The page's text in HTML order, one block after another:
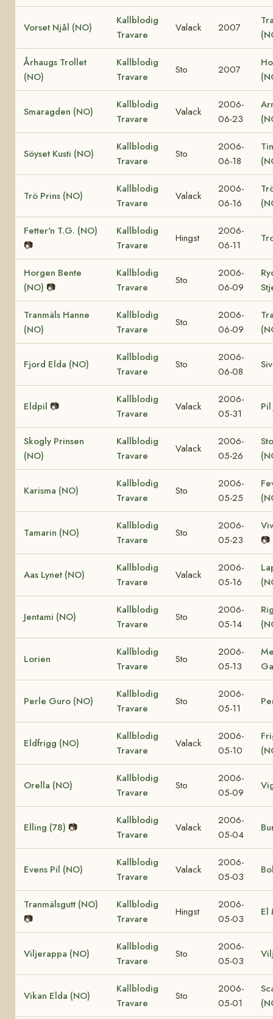
Vorset Njål (NO)
Kallblodig
Travare
Valack 2007
Århaugs Trollet
(NO)
Kallblodig
Travare
Sto 2007
Smaragden (NO)
Kallblodig
Travare
Valack
2006-
06-23
Söyset Kusti (NO)
Kallblodig
Travare
Sto
2006-
06-18
Trö Prins (NO)
Kallblodig
Travare
Valack
2006-
06-16
Fetter'n T.G. (NO)
📷
Kallblodig
Travare
Hingst
2006-
06-11
Horgen Bente
(NO) 📷
Kallblodig
Travare
Sto
2006-
06-09
Tranmäls Hanne
(NO)
Kallblodig
Travare
Sto
2006-
06-09
Fjord Elda (NO)
Kallblodig
Travare
Sto
2006-
06-08
Eldpil 📷
Kallblodig
Travare
Valack
2006-
05-31
Pil
Skogly Prinsen
(NO)
Kallblodig
Travare
Valack
2006-
05-26
Karisma (NO)
Kallblodig
Travare
Sto
2006-
05-25
Tamarin (NO)
Kallblodig
Travare
Sto
2006-
05-23
📷
Aas Lynet (NO)
Kallblodig
Travare
Valack
2006-
05-16
Jentami (NO)
Kallblodig
Travare
Sto
2006-
05-14
Lorien
Kallblodig
Travare
Sto
2006-
05-13
Perle Guro (NO)
Kallblodig
Travare
Sto
2006-
05-11
Eldfrigg (NO)
Kallblodig
Travare
Valack
2006-
05-10
Orella (NO)
Kallblodig
Travare
Sto
2006-
05-09
Elling (78) 📷
Kallblodig
Travare
Valack
2006-
05-04
Evens Pil (NO)
Kallblodig
Travare
Valack
2006-
05-03
Tranmälsgutt (NO)
📷
Kallblodig
Travare
Hingst
2006-
05-03
El
Viljerappa (NO)
Kallblodig
Travare
Sto
2006-
05-03
Vikan Elda (NO)
Kallblodig
Travare
Sto
2006-
05-01